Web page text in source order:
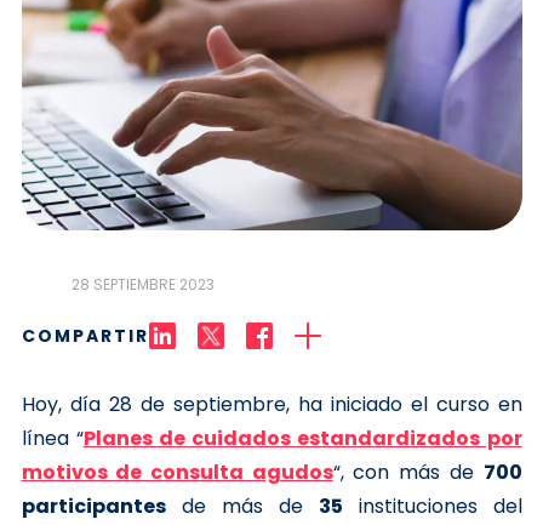
28 SEPTIEMBRE 2023
COMPARTIR
Hoy, día 28 de septiembre, ha iniciado el curso en
línea “Planes de cuidados estandardizados por
motivos de consulta agudos“, con más de 700
participantesde más de 35 instituciones del